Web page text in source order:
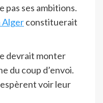
pas ses ambitions.
Algerconstituerait
devrait monter
du coup d’envoi.
voir leur